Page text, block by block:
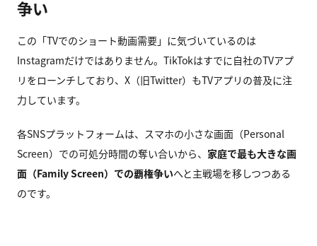
争い
この「TVでのショート動画需要」に気づいているのは
Instagramだけではありません。TikTokはすでに自社のTVアプ
リをローンチしており、X（旧Twitter）もTVアプリの普及に注
力しています。
各SNSプラットフォームは、スマホの小さな画面（Personal
Screen）での可処分時間の奪い合いから、 家庭で最も大きな画
面（Family Screen）での覇権争いへと主戦場を移しつつある
のです。